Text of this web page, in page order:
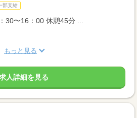
部支給
30〜16：00 休憩45分 ...
もっと見る
人詳細を見る